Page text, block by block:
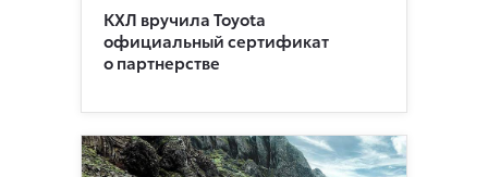
КХЛ вручила Toyota
официальный сертификат
о партнерстве